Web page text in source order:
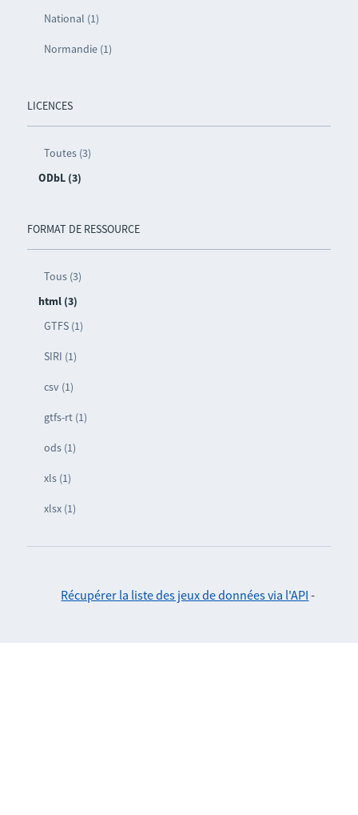
National (1)
Normandie (1)
LICENCES
Toutes (3)
ODbL (3)
FORMAT DE RESSOURCE
Tous (3)
html (3)
GTFS (1)
SIRI (1)
csv (1)
gtfs-rt (1)
ods (1)
xls (1)
xlsx (1)
Récupérer la liste des jeux de données via l'API -